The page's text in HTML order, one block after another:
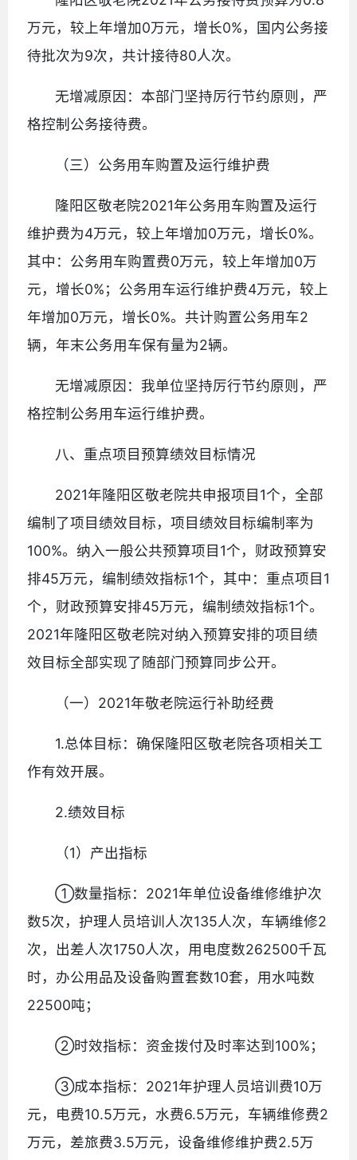
万元，较上年增加0万元，增长0%，国内公务接
待批次为9次，共计接待80人次。
无增减原因：本部门坚持厉行节约原则，严
格控制公务接待费。
（三）公务用车购置及运行维护费
隆阳区敬老院2021年公务用车购置及运行
维护费为4万元，较上年增加0万元，增长0%。
其中：公务用车购置费0万元，较上年增加0万
元，增长0%；公务用车运行维护费4万元，较上
年增加0万元，增长0%。共计购置公务用车2
辆，年末公务用车保有量为2辆。
无增减原因：我单位坚持厉行节约原则，严
格控制公务用车运行维护费。
八、重点项目预算绩效目标情况
2021年隆阳区敬老院共申报项目1个，全部
编制了项目绩效目标，项目绩效目标编制率为
100%。纳入一般公共预算项目1个，财政预算安
排45万元，编制绩效指标1个，其中：重点项目1
个，财政预算安排45万元，编制绩效指标1个。
2021年隆阳区敬老院对纳入预算安排的项目绩
效目标全部实现了随部门预算同步公开。
（一）2021年敬老院运行补助经费
1.总体目标：确保隆阳区敬老院各项相关工
作有效开展。
2.绩效目标
（1）产出指标
①数量指标：2021年单位设备维修维护次
数5次，护理人员培训人次135人次，车辆维修2
次，出差人次1750人次，用电度数262500千瓦
时，办公用品及设备购置套数10套，用水吨数
22500吨；
②时效指标：资金拨付及时率达到100%；
③成本指标：2021年护理人员培训费10万
元，电费10.5万元，水费6.5万元，车辆维修费2
万元，差旅费3.5万元，设备维修维护费2.5万